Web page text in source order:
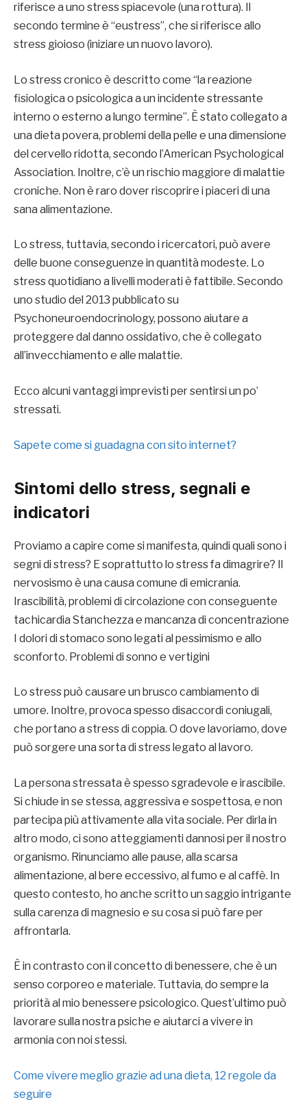
riferisce a uno stress spiacevole (una rottura). Il
secondo termine è “eustress”, che si riferisce allo
stress gioioso (iniziare un nuovo lavoro).
Lo stress cronico è descritto come “la reazione
fisiologica o psicologica a un incidente stressante
interno o esterno a lungo termine”. È stato collegato a
una dieta povera, problemi della pelle e una dimensione
del cervello ridotta, secondo l’American Psychological
Association. Inoltre, c’è un rischio maggiore di malattie
croniche. Non è raro dover riscoprire i piaceri di una
sana alimentazione.
Lo stress, tuttavia, secondo i ricercatori, può avere
delle buone conseguenze in quantità modeste. Lo
stress quotidiano a livelli moderati è fattibile. Secondo
uno studio del 2013 pubblicato su
Psychoneuroendocrinology, possono aiutare a
proteggere dal danno ossidativo, che è collegato
all’invecchiamento e alle malattie.
Ecco alcuni vantaggi imprevisti per sentirsi un po’
stressati.
Sapete come si guadagna con sito internet?
Sintomi dello stress, segnali e
indicatori
Proviamo a capire come si manifesta, quindi quali sono i
segni di stress? E soprattutto lo stress fa dimagrire? Il
nervosismo è una causa comune di emicrania.
Irascibilità, problemi di circolazione con conseguente
tachicardia Stanchezza e mancanza di concentrazione
I dolori di stomaco sono legati al pessimismo e allo
sconforto. Problemi di sonno e vertigini
Lo stress può causare un brusco cambiamento di
umore. Inoltre, provoca spesso disaccordi coniugali,
che portano a stress di coppia. O dove lavoriamo, dove
può sorgere una sorta di stress legato al lavoro.
La persona stressata è spesso sgradevole e irascibile.
Si chiude in se stessa, aggressiva e sospettosa, e non
partecipa più attivamente alla vita sociale. Per dirla in
altro modo, ci sono atteggiamenti dannosi per il nostro
organismo. Rinunciamo alle pause, alla scarsa
alimentazione, al bere eccessivo, al fumo e al caffè. In
questo contesto, ho anche scritto un saggio intrigante
sulla carenza di magnesio e su cosa si può fare per
affrontarla.
È in contrasto con il concetto di benessere, che è un
senso corporeo e materiale. Tuttavia, do sempre la
priorità al mio benessere psicologico. Quest’ultimo può
lavorare sulla nostra psiche e aiutarci a vivere in
armonia con noi stessi.
Come vivere meglio grazie ad una dieta, 12 regole da
seguire